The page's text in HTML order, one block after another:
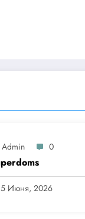
Admin 0
5 Июня, 2026